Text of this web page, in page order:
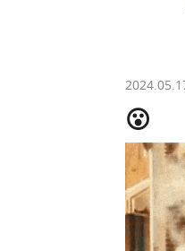
😮